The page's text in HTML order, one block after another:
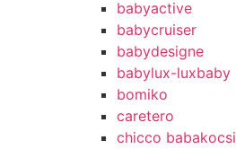
babyactive
babycruiser
babydesigne
babylux-luxbaby
bomiko
caretero
chicco babakocsi